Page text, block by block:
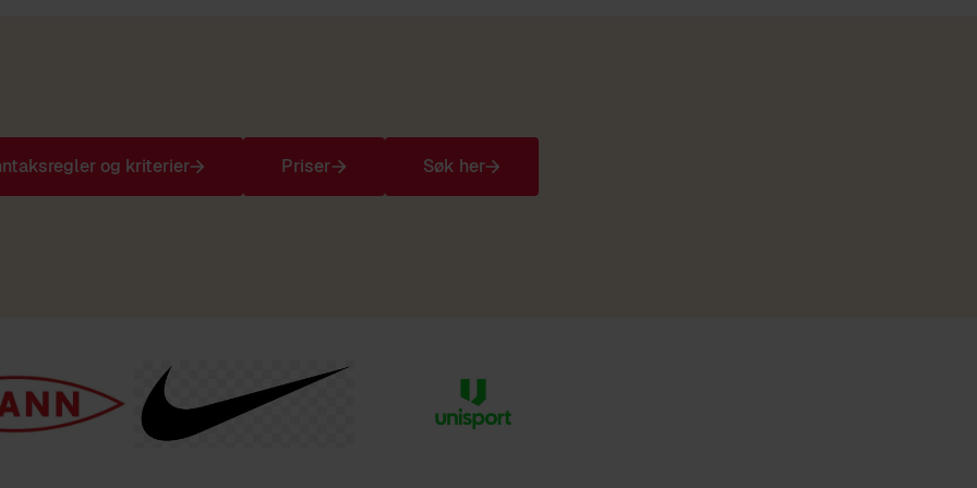
og kriterier Priser Søk her